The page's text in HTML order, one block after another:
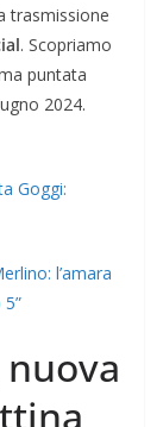
trasmissione
. Scopriamo
puntata
2024.
Goggi:
l’amara